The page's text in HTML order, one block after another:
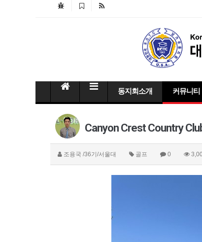
동지회소개 커뮤니티
Canyon Crest Country
조용국 /36기/서울대 골프 0